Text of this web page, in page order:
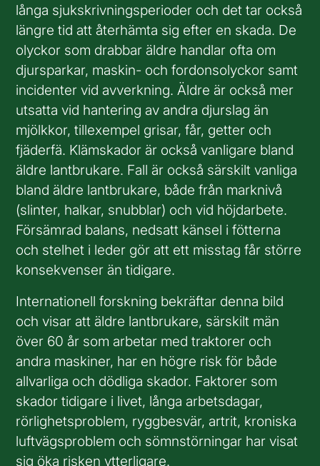
långa sjukskrivningsperioder och det tar också
längre tid att återhämta sig efter en skada. De
olyckor som drabbar äldre handlar ofta om
djursparkar, maskin- och fordonsolyckor samt
incidenter vid avverkning. Äldre är också mer
utsatta vid hantering av andra djurslag än
mjölkkor, tillexempel grisar, får, getter och
fjäderfä. Klämskador är också vanligare bland
äldre lantbrukare. Fall är också särskilt vanliga
bland äldre lantbrukare, både från marknivå
(slinter, halkar, snubblar) och vid höjdarbete.
Försämrad balans, nedsatt känsel i fötterna
och stelhet i leder gör att ett misstag får större
konsekvenser än tidigare.
Internationell forskning bekräftar denna bild
och visar att äldre lantbrukare, särskilt män
över 60 år som arbetar med traktorer och
andra maskiner, har en högre risk för både
allvarliga och dödliga skador. Faktorer som
skador tidigare i livet, långa arbetsdagar,
rörlighetsproblem, ryggbesvär, artrit, kroniska
luftvägsproblem och sömnstörningar har visat
sig öka risken ytterligare.